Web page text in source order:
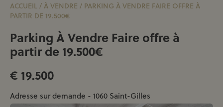
Parking À Vendre Faire offre à
partir de 19.500€
€ 19.500
ACCUEIL / À VENDRE / PARKING À VENDRE FAIRE OFFRE À
PARTIR DE 19.500€
Adresse sur demande - 1060 Saint-Gilles